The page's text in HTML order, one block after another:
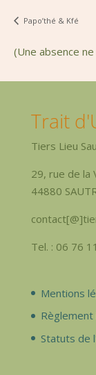
Papo’thé & Kfé
(Une absence
Trait
Tiers Lieu
29, rue de la
44880
Tel. : 06 76
Mentions
Statuts de